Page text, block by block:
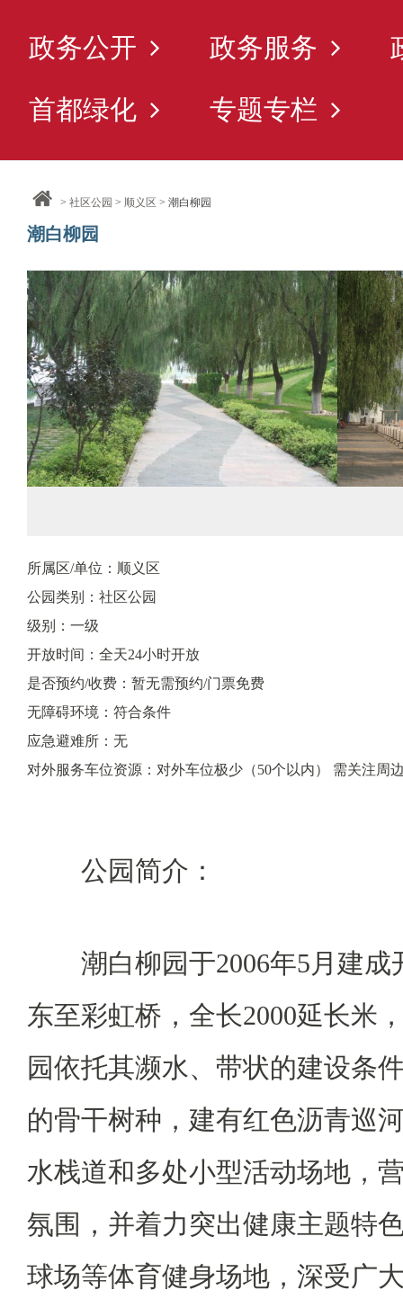
政务公开 政务服务
首都绿化 专题专栏
> 社区公园 > 顺义区 > 潮白柳园
潮白柳园
所属区/单位：顺义区
公园类别：社区公园
级别：一级
开放时间：全天24小时开放
是否预约/收费：暂无需预约/门票免费
无障碍环境：符合条件
应急避难所：无
对外服务车位资源：对外车位极少（50个以内） 需关注周
公园简介：
潮白柳园于2006年5月建成
东至彩虹桥，全长2000延长米
园依托其濒水、带状的建设条
的骨干树种，建有红色沥青巡
水栈道和多处小型活动场地，
氛围，并着力突出健康主题特
球场等体育健身场地，深受广